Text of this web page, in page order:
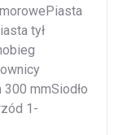
tył
mmSiodło
1-